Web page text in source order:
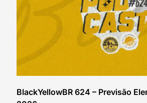
BlackYellowBR 624 – Previsão